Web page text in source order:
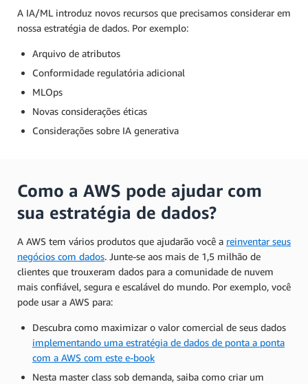
A IA/ML introduz novos recursos que precisamos considerar em
nossa estratégia de dados. Por exemplo:
Arquivo de atributos
Conformidade regulatória adicional
MLOps
Novas considerações éticas
Considerações sobre IA generativa
Como a AWS pode ajudar com
sua estratégia de dados?
A AWS tem vários produtos que ajudarão você a reinventar seus
negócios com dados. Junte-se aos mais de 1,5 milhão de
clientes que trouxeram dados para a comunidade de nuvem
mais confiável, segura e escalável do mundo. Por exemplo, você
pode usar a AWS para:
Descubra como maximizar o valor comercial de seus dados
implementando uma estratégia de dados de ponta a ponta
com a AWS com este e-book
Nesta master class sob demanda, saiba como criar um